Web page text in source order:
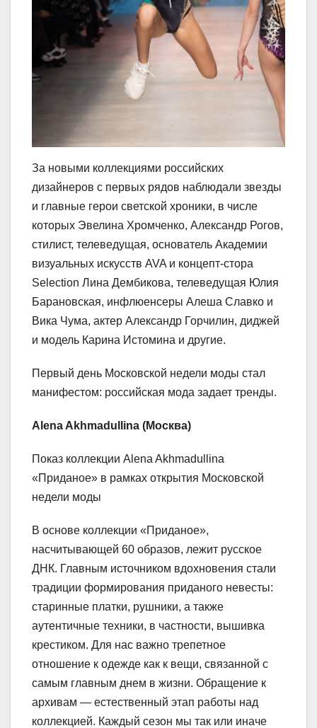
За новыми коллекциями российских
дизайнеров с первых рядов наблюдали звезды
и главные герои светской хроники, в числе
которых Эвелина Хромченко, Александр Рогов,
стилист, телеведущая, основатель Академии
визуальных искусств AVA и концепт-стора
Selection Лина Дембикова, телеведущая Юлия
Барановская, инфлюенсеры Алеша Славко и
Вика Чума, актер Александр Горчилин, диджей
и модель Карина Истомина и другие.
Первый день Московской недели моды стал
манифестом: российская мода задает тренды.
Alena Akhmadullina (Москва)
Показ коллекции Alena Akhmadullina
«Приданое» в рамках открытия Московской
недели моды
В основе коллекции «Приданое»,
насчитывающей 60 образов, лежит русское
ДНК. Главным источником вдохновения стали
традиции формирования приданого невесты:
старинные платки, рушники, а также
аутентичные техники, в частности, вышивка
крестиком. Для нас важно трепетное
отношение к одежде как к вещи, связанной с
самым главным днем в жизни. Обращение к
архивам — естественный этап работы над
коллекцией. Каждый сезон мы так или иначе